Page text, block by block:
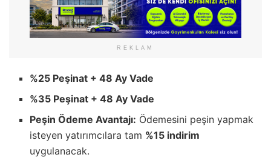
REKLAM
%25 Peşinat + 48 Ay Vade
%35 Peşinat + 48 Ay Vade
Peşin Ödeme Avantajı: Ödemesini peşin yapmak
isteyen yatırımcılara tam %15 indirim
uygulanacak.